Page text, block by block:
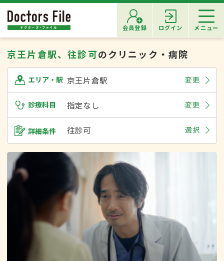
会員登録 ログイン メニュー
京王片倉駅、往診可のクリニック・病院
エリア・駅 京王片倉駅 変更
診療科目 指定なし 変更
詳細条件 往診可 選択